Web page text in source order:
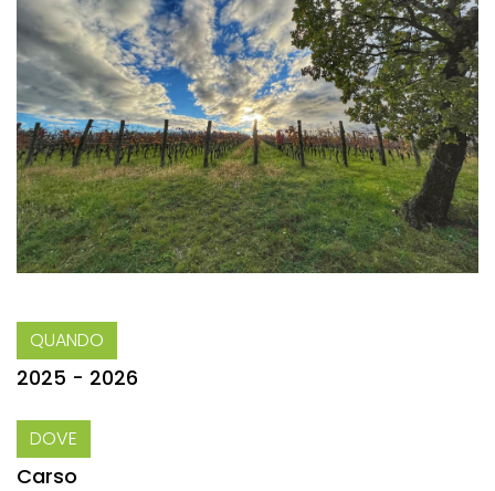
QUANDO
2025 - 2026
DOVE
Carso